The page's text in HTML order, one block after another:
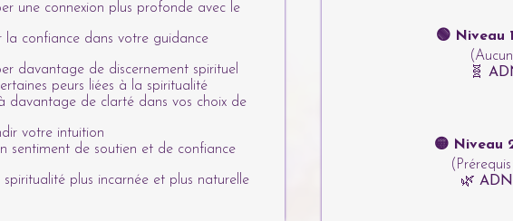
une connexion plus profonde avec le
la confiance dans votre guidance
davantage de discernement spirituel
peurs liées à la spiritualité
davantage de clarté dans vos choix de
votre intuition
sentiment de soutien et de confiance
plus incarnée et plus naturelle
🟢 Niveau
🧬
🟡 Niveau
🌿